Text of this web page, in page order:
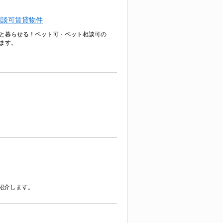
可賃貸物件
暮らせる！ペット可・ペット相談可の
す。
します。